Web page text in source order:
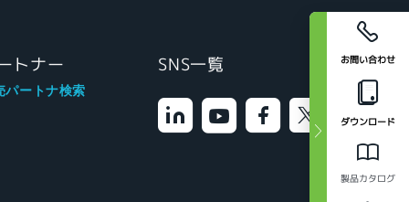
お問い合わせ
ダウンロード
製品カタログ
トナー
パートナ検索
SNS一覧